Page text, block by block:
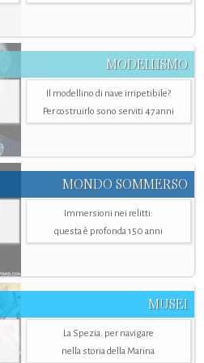
MODELLISMO
Il modellino di nave irripetibile?
Per costruirlo sono serviti 47 anni
MONDO SOMMERSO
Immersioni nei relitti:
questa è profonda 150 anni
MUSEI
La Spezia. per navigare
nella storia della Marina